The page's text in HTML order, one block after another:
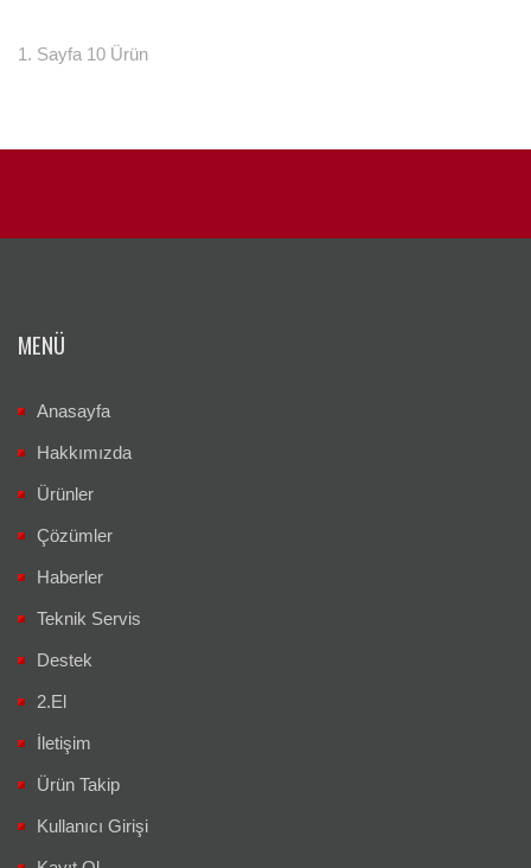
1. Sayfa 10 Ürün
MENÜ
Anasayfa
Hakkımızda
Ürünler
Çözümler
Haberler
Teknik Servis
Destek
2.El
İletişim
Ürün Takip
Kullanıcı Girişi